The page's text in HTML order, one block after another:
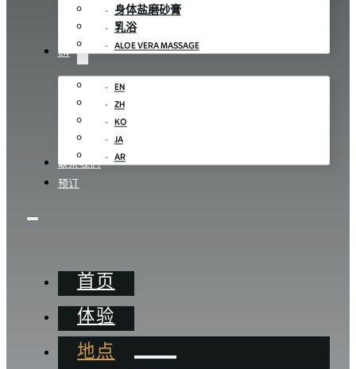
身体盐磨砂膏
乳浴
ALOE VERA MASSAGE
CN
EN
ZH
KO
JA
AR
联系我们
预订
首页
体验
地点